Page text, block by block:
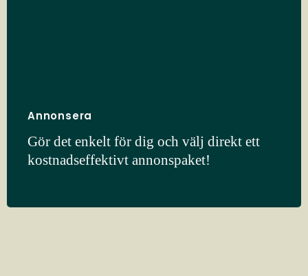
Annonsera
Gör det enkelt för dig och välj direkt ett
kostnadseffektivt annonspaket!